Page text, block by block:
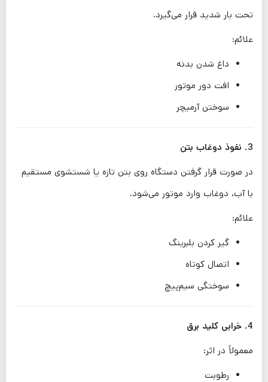
تحت بار شدید قرار می‌گیرد.
علائم:
داغ شدن بدنه
افت دور موتور
سوختن آرمیچر
3. نفوذ دوغاب بتن
در صورت قرار گرفتن دستگاه روی بتن تازه یا شستشوی مستقیم
با آب، دوغاب وارد موتور می‌شود.
علائم:
گیر کردن بلبرینگ
اتصال کوتاه
سوختگی سیم‌پیچ
4. خرابی کلید برق
معمولاً در اثر:
رطوبت